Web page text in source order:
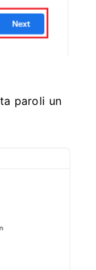
paroli un